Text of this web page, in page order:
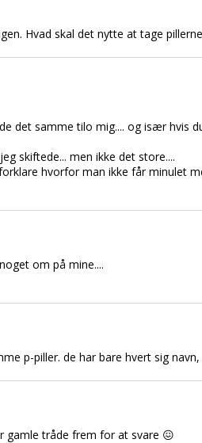
Hvad skal det nytte at tage
det samme tilo mig.... og især hvis
skiftede... men ikke det store....
hvorfor man ikke får minulet
om på mine....
p-piller. de har bare hvert sig
gamle tråde frem for at svare 😖